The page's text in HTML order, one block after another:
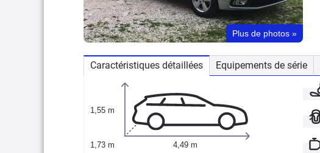
Plus de photos »
Caractéristiques détaillées Equipements de série
1,55 m
1,73 m 4,49 m